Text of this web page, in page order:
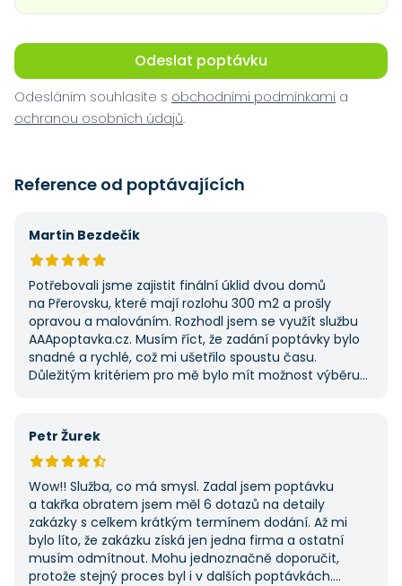
Odeslat poptávku
Odesláním souhlasíte s obchodními podmínkami a
ochranou osobních údajů.
Reference od poptávajících
Martin Bezdečík
Potřebovali jsme zajistit finální úklid dvou domů
na Přerovsku, které mají rozlohu 300 m2 a prošly
opravou a malováním. Rozhodl jsem se využít službu
AAApoptavka.cz. Musím říct, že zadání poptávky bylo
snadné a rychlé, což mi ušetřilo spoustu času.
Důležitým kritériem pro mě bylo mít možnost výběru
první, ale se službou jsem byl spokojený, protože mi
a příště jejich službu využiji znovu.
Petr Žurek
Wow!! Služba, co má smysl. Zadal jsem poptávku
a takřka obratem jsem měl 6 dotazů na detaily
zakázky s celkem krátkým termínem dodání. Až mi
bylo líto, že zakázku získá jen jedna firma a ostatní
musím odmítnout. Mohu jednoznačně doporučit,
protože stejný proces byl i v dalších poptávkách.